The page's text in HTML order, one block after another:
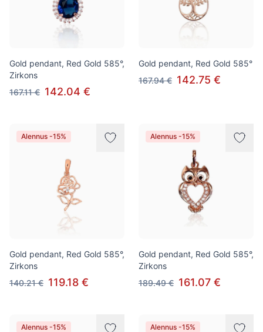
Gold pendant, Red Gold 585°,
Zirkons
167.11 € 142.04 €
Gold pendant, Red Gold 585°
167.94 € 142.75 €
Alennus -15%
Gold pendant, Red Gold 585°,
Zirkons
140.21 € 119.18 €
Alennus -15%
Gold pendant, Red Gold 585°,
Zirkons
189.49 € 161.07 €
Alennus -15% Alennus -15%